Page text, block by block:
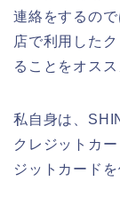
連絡をするの
店で利用した
ることをオス
私自身は、
クレジットカ
ジットカード